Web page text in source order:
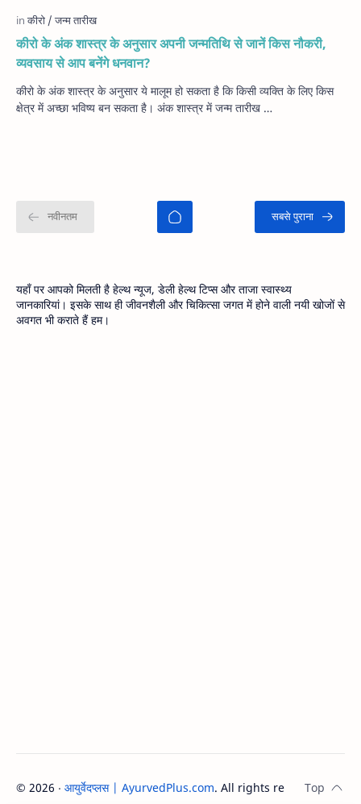
कीरो के अंक शास्त्र के अनुसार अपनी जन्मतिथि से जानें किस नौकरी,
व्यवसाय से आप बनेंगे धनवान?
कीरो के अंक शास्त्र के अनुसार ये मालूम हो सकता है कि किसी व्यक्ति के लिए किस
क्षेत्र में अच्छा भविष्य बन सकता है। अंक शास्त्र में जन्म तारीख …
यहाँ पर आपको मिलती है हेल्थ न्यूज, डेली हेल्थ टिप्स और ताजा स्वास्थ्य
जानकारियां। इसके साथ ही जीवनशैली और चिकित्सा जगत में होने वाली नयी खोजों से
अवगत भी कराते हैं हम।
© 2026 ‧ आयुर्वेदप्लस | AyurvedPlus.com. All rights reserved.